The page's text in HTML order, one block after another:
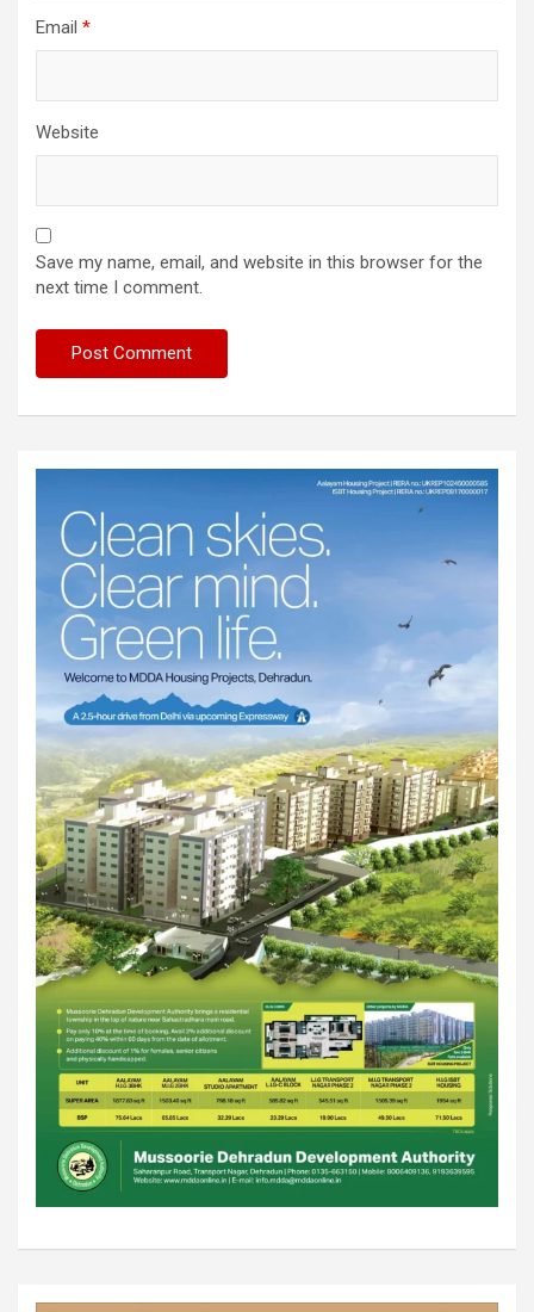
Email *
Website
Save my name, email, and website in this browser for the
next time I comment.